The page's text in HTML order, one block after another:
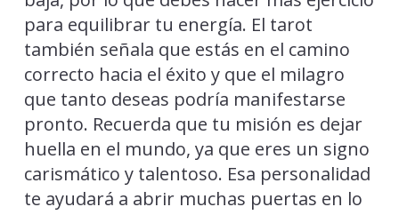
para equilibrar tu energía. El tarot
también señala que estás en el camino
correcto hacia el éxito y que el milagro
que tanto deseas podría manifestarse
pronto. Recuerda que tu misión es dejar
huella en el mundo, ya que eres un signo
carismático y talentoso. Esa personalidad
te ayudará a abrir muchas puertas en lo